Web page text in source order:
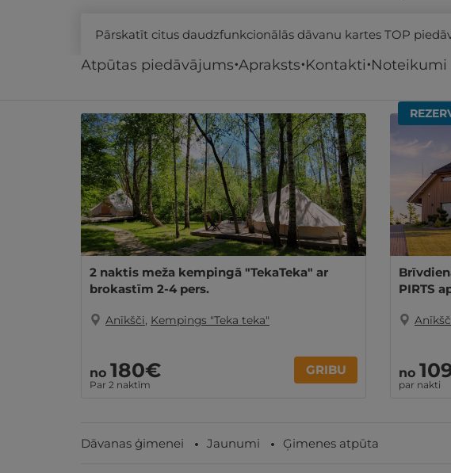
Atpūtas piedāvājums Apraksts Kontakti Noteikumi
Pārskatīt citus daudzfunkcionālās dāvanu kartes TOP
2 naktis meža kempingā "TekaTeka" ar
brokastīm 2-4 pers.
Anīkšči, Kempings "Teka teka"
no 180€
Par 2 naktīm
GRIBU
PIRTS
no
par nakti
Dāvanas ģimenei Jaunumi Ģimenes atpūta